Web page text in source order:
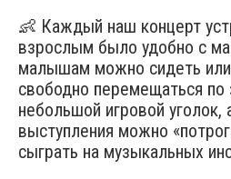
👶 Каждый наш концерт
взрослым было удобно с
малышам можно сидеть
свободно перемещаться по
небольшой игровой уголок,
выступления можно
сыграть на музыкальных